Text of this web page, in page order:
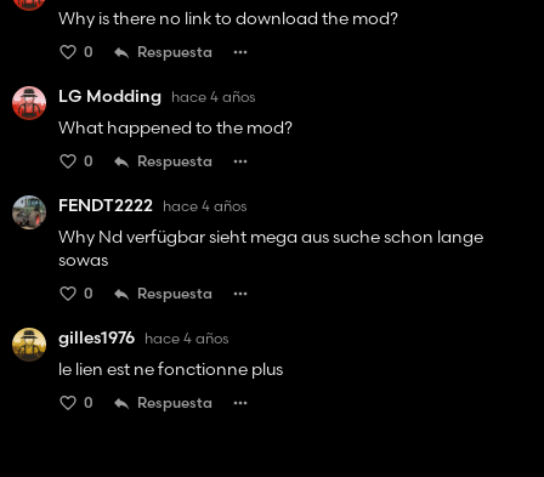
Why is there no link to download the mod?
0 Respuesta
LG Modding hace 4 años
What happened to the mod?
0 Respuesta
FENDT2222 hace 4 años
Why Nd verfügbar sieht mega aus suche schon lange
sowas
0 Respuesta
gilles1976 hace 4 años
le lien est ne fonctionne plus
0 Respuesta